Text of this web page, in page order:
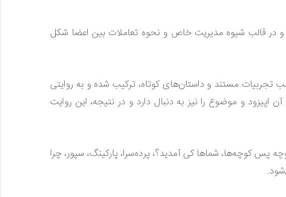
و در قالب شیوه مدیریت خاص و نحوه تعاملات بین اعضا شکل
در قالب تجربیات مستند و داستان‌های کوتاه، ترکیب شده و به روایتی
و موضوع را نیز به دنبال دارد و در نتیجه، این روایت
کوچه‌ها، شماها کی آمدید؟، پرده‌سرا، پارکینگ، سپور، چرا